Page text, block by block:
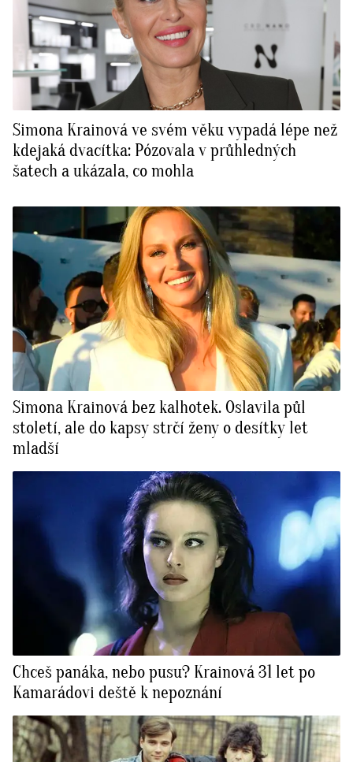
Simona Krainová ve svém věku vypadá lépe než
kdejaká dvacítka: Pózovala v průhledných
šatech a ukázala, co mohla
Simona Krainová bez kalhotek. Oslavila půl
století, ale do kapsy strčí ženy o desítky let
mladší
Chceš panáka, nebo pusu? Krainová 31 let po
Kamarádovi deště k nepoznání